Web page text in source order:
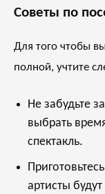
Советы по
Для того чтобы
полной, учтите
Не забудьте
выбрать
спектакль.
артисты